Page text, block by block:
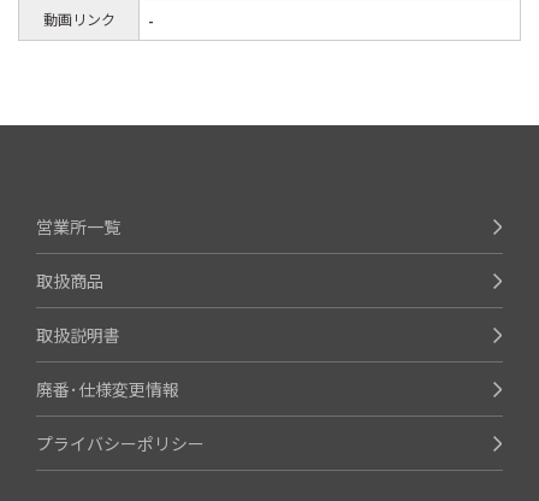
動画リンク
-
営業所一覧
取扱商品
取扱説明書
廃番･仕様変更情報
プライバシーポリシー